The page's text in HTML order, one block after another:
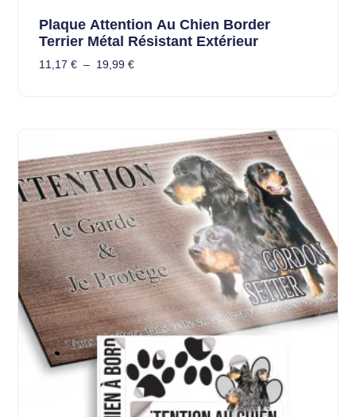
Plaque Attention Au Chien Border
Terrier Métal Résistant Extérieur
11,17 € – 19,99 €